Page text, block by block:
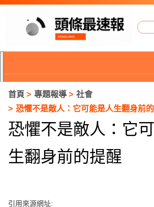
首頁 專題報導
社會
恐懼不是敵人：它可能是人生翻身前
恐懼不是敵人：它
生翻身前的提醒
引用來源網址: